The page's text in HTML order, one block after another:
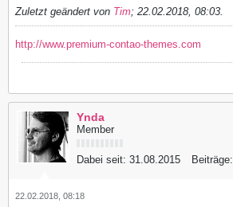
Zuletzt geändert von Tim; 22.02.2018, 08:03.
http://www.premium-contao-themes.com
Ynda
Member
Dabei seit: 31.08.2015 Beiträge:
22.02.2018, 08:18